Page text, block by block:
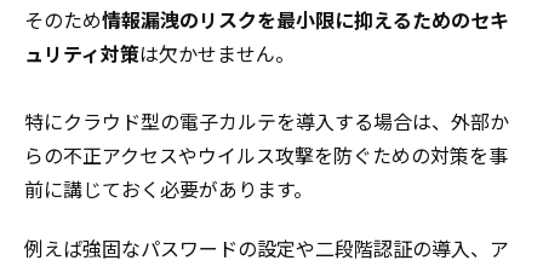
そのため情報漏洩のリスクを最小限に抑えるためのセキ
ュリティ対策は欠かせません。
特にクラウド型の電子カルテを導入する場合は、外部か
らの不正アクセスやウイルス攻撃を防ぐための対策を事
前に講じておく必要があります。
例えば強固なパスワードの設定や二段階認証の導入、ア